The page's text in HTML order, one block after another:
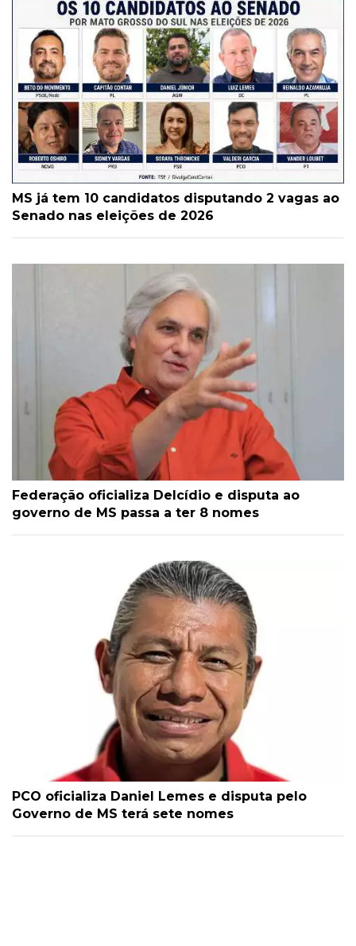
MS já tem 10 candidatos disputando 2 vagas ao
Senado nas eleições de 2026
Federação oficializa Delcídio e disputa ao
governo de MS passa a ter 8 nomes
PCO oficializa Daniel Lemes e disputa pelo
Governo de MS terá sete nomes